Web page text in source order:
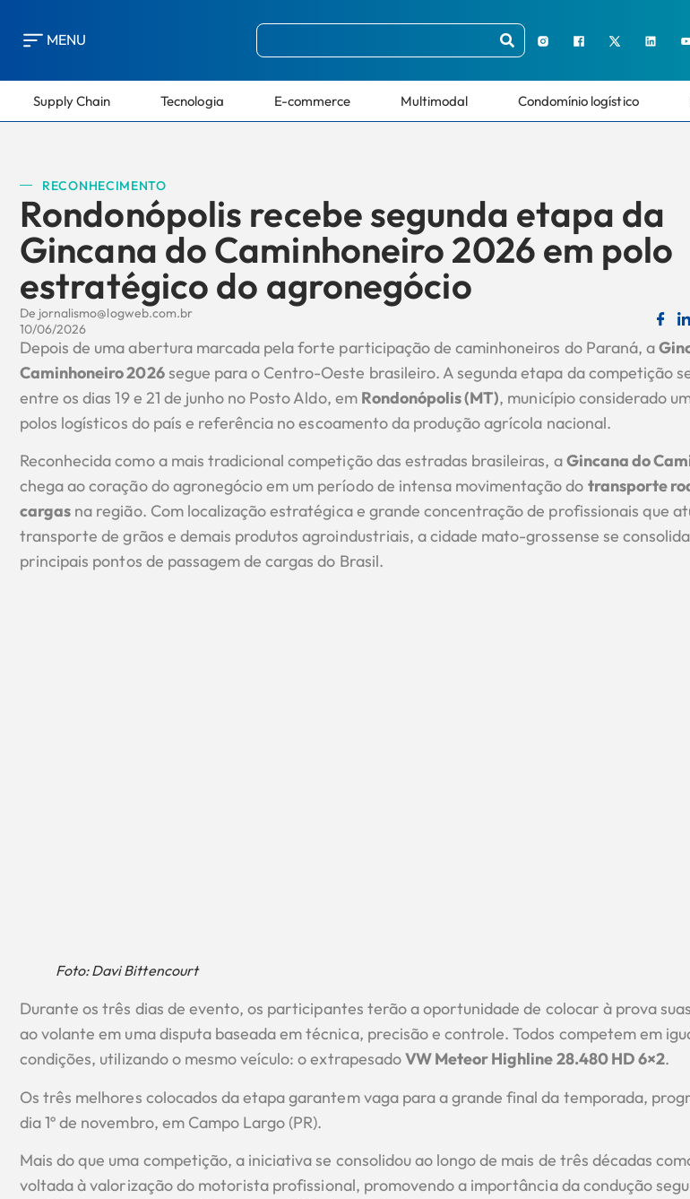
MENU
Supply Chain Tecnologia E-commerce Multimodal Condomínio logístico
RECONHECIMENTO
Rondonópolis recebe segunda etapa da
Gincana do Caminhoneiro 2026 em polo
estratégico do agronegócio
De jornalismo@logweb.com.br
10/06/2026
Depois de uma abertura marcada pela forte participação de caminhoneiros do Paraná, a
Caminhoneiro 2026segue para o Centro-Oeste brasileiro. A segunda etapa da competição
entre os dias 19 e 21 de junho no Posto Aldo, em Rondonópolis (MT), município considerado
polos logísticos do país e referência no escoamento da produção agrícola nacional.
Reconhecida como a mais tradicional competição das estradas brasileiras, aGincana do
chega ao coração do agronegócio em um período de intensa movimentação do transporte
cargas na região. Com localização estratégica e grande concentração de profissionais que
transporte de grãos e demais produtos agroindustriais, a cidade mato-grossense se
principais pontos de passagem de cargas do Brasil.
Foto: Davi Bittencourt
Durante os três dias de evento, os participantes terão a oportunidade de colocar à prova
ao volante em uma disputa baseada em técnica, precisão e controle. Todos competem em
condições, utilizando o mesmo veículo: o extrapesadoVW Meteor Highline 28.480 HD 6×2.
Os três melhores colocados da etapa garantem vaga para a grande final da temporada,
dia 1º de novembro, em Campo Largo (PR).
Mais do que uma competição, a iniciativa se consolidou ao longo de mais de três décadas
voltada à valorização do motorista profissional, promovendo a importância da condução